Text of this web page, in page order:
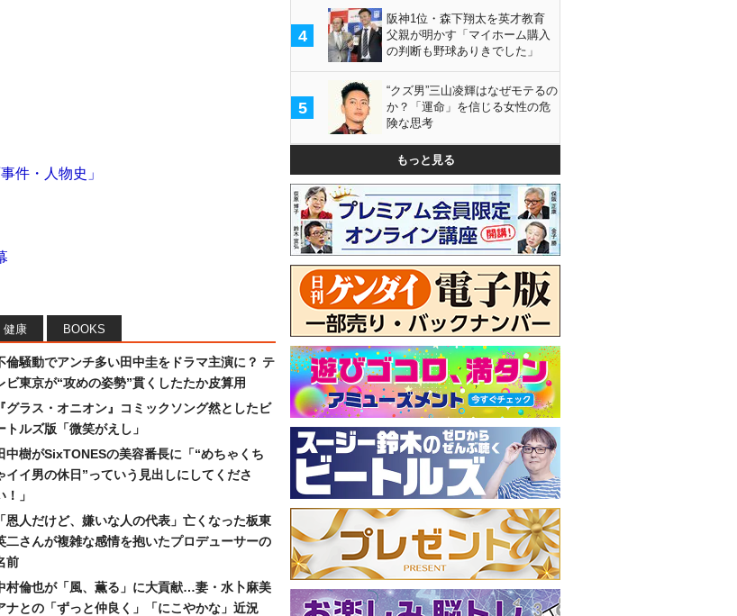
件・人物史」
健康 BOOKS
倫騒動でアンチ多い田中圭をドラマ主演に？ テ
ビ東京が“攻めの姿勢”貫くしたたか皮算用
『グラス・オニオン』コミックソング然としたビ
トルズ版「微笑がえし」
中樹がSixTONESの美容番長に「“めちゃくち
イイ男の休日”っていう見出しにしてくださ
！」
「恩人だけど、嫌いな人の代表」亡くなった板東
二さんが複雑な感情を抱いたプロデューサーの
前
村倫也が「風、薫る」に大貢献…妻・水卜麻美
ナとの「ずっと仲良く」「にこやかな」近況
4
阪神1位・森下翔太を英才教育
父親が明かす「マイホーム購入
の判断も野球ありきでした」
5
“クズ男”三山凌輝はなぜモテるの
か？「運命」を信じる女性の危
険な思考
もっと見る